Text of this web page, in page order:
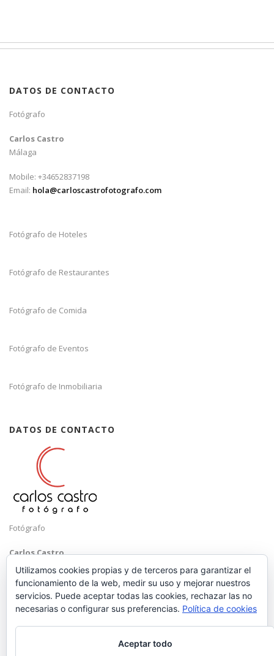
DATOS DE CONTACTO
Fotógrafo
Carlos Castro
Málaga
Mobile: +34652837198
Email: hola@carloscastrofotografo.com
Fotógrafo de Hoteles
Fotógrafo de Restaurantes
Fotógrafo de Comida
Fotógrafo de Eventos
Fotógrafo de Inmobiliaria
DATOS DE CONTACTO
Fotógrafo
Carlos Castro
Málaga
Mobile: +34 652 83 71 98
hola@carloscastrofotografo.com
Utilizamos cookies propias y de terceros para garantizar el
funcionamiento de la web, medir su uso y mejorar nuestros
servicios. Puede aceptar todas las cookies, rechazar las no
necesarias o configurar sus preferencias. Política de cookies
Aceptar todo